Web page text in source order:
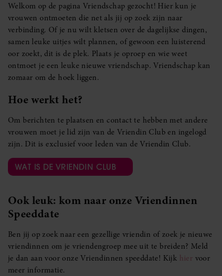
Welkom op de pagina Vriendschap gezocht! Hier kun je
vrouwen ontmoeten die net als jij op zoek zijn naar
verbinding. Of je nu wilt kletsen over de dagelijkse dingen,
samen leuke uitjes wilt plannen, of gewoon een luisterend
oor zoekt, dit is de plek. Plaats je oproep en wie weet
ontmoet je een leuke nieuwe vriendschap. Vriendschap kan
zomaar om de hoek liggen.
Hoe werkt het?
Om berichten te plaatsen en contact te hebben met andere
vrouwen moet je lid zijn van de Vriendin Club en ingelogd
zijn. Dit is exclusief voor leden van de Vriendin Club.
WAT IS DE VRIENDIN CLUB
Ook leuk: kom naar onze Vriendinnen
Speeddate
Ben jij op zoek naar een gezellige vriendin of zoek je nieuwe
vriendinnen om je vriendengroep mee uit te breiden? Meld
je dan aan voor onze Vriendinnen speeddate! Kijk hier voor
meer informatie.